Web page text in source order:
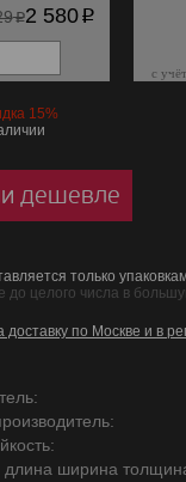
p2 580p
с
15%
дешевле
только
до целого числа в
по Москве и в
длина ширина